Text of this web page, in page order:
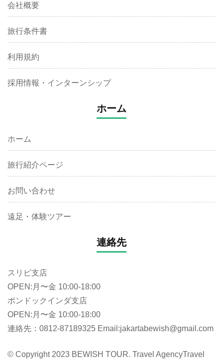
会社概要
旅行条件書
利用規約
採用情報・インターンシップ
ホーム
ホーム
旅行紹介ページ
お問い合わせ
遠足・体験ツアー
連絡先
スリピ支店
OPEN:月〜金 10:00-18:00
ポンドックインダ支店
OPEN:月〜金 10:00-18:00
連絡先：0812-87189325 Email:jakartabewish@gmail.com
© Copyright 2023 BEWISH TOUR. Travel AgencyTravel